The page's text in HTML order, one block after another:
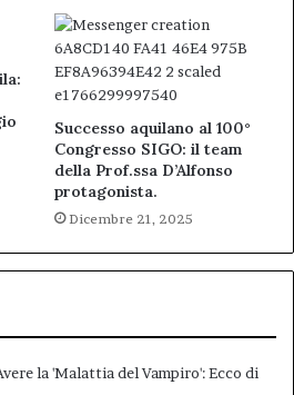
Successo aquilano al 100°
Congresso SIGO: il team
della Prof.ssa D’Alfonso
protagonista.
Dicembre 21, 2025
la 'Malattia del Vampiro': Ecco di